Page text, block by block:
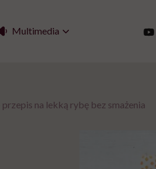
Multimedia
na lekką rybę bez smażenia